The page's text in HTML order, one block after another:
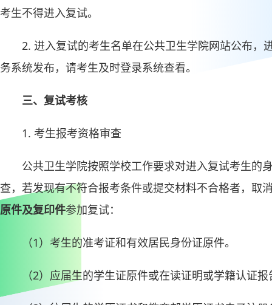
考生不得进入复试。
2. 进入复试的考生名单在公共卫生学院网站公布，
务系统发布，请考生及时登录系统查看。
三、复试考核
1. 考生报考资格审查
公共卫生学院按照学校工作要求对进入复试考生的
查，若发现有不符合报考条件或提交材料不合格者，取
原件及复印件参加复试：
（1）考生的准考证和有效居民身份证原件。
（2）应届生的学生证原件或在读证明或学籍认证报